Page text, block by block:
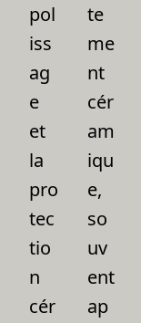
pol
iss
ag
e
et
la
pro
tec
tio
n
cér
te
me
nt
cér
am
iqu
e,
so
uv
ent
ap